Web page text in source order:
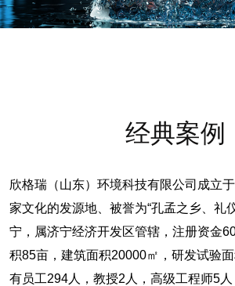
经典案例
欣格瑞（山东）环境科技有限公司成立
家文化的发源地、被誉为“孔孟之乡、礼
宁，属济宁经济开发区管辖，注册资金
积85亩，建筑面积20000㎡，研发试验
有员工294人，教授2人，高级工程师5